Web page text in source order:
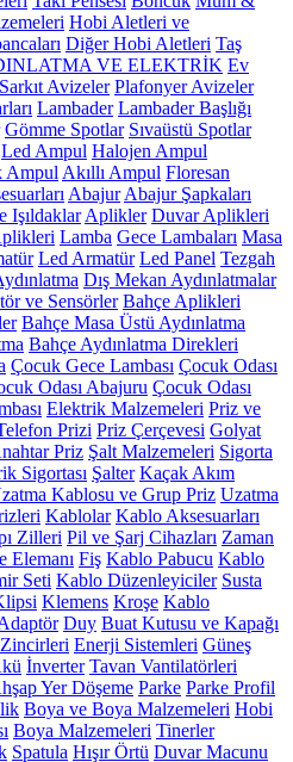
Hobi Aletleri ve
Diğer Hobi Aletleri Taş
VE ELEKTRİK Ev
Sarkıt Avizeler Plafonyer Avizeler
Lambader Lambader Başlığı
Gömme Spotlar Sıvaüstü Spotlar
Led Ampul Halojen Ampul
Ampul Akıllı Ampul Floresan
Abajur Abajur Şapkaları
Işıldaklar Aplikler Duvar Aplikleri
Lamba Gece Lambaları Masa
Led Armatür Led Panel Tezgah
Dış Mekan Aydınlatmalar
ve Sensörler Bahçe Aplikleri
Bahçe Masa Üstü Aydınlatma
Bahçe Aydınlatma Direkleri
Çocuk Gece Lambası Çocuk Odası
Odası Abajuru Çocuk Odası
Elektrik Malzemeleri Priz ve
Prizi Priz Çerçevesi Golyat
Priz Şalt Malzemeleri Sigorta
Sigortası Şalter Kaçak Akım
Kablosu ve Grup Priz Uzatma
Kablolar Kablo Aksesuarları
Zilleri Pil ve Şarj Cihazları Zaman
Elemanı Fiş Kablo Pabucu Kablo
Seti Kablo Düzenleyiciler Susta
Klemens Kroşe Kablo
Duy Buat Kutusu ve Kapağı
Zincirleri Enerji Sistemleri Güneş
İnverter Tavan Vantilatörleri
Yer Döşeme Parke Parke Profil
Boya ve Boya Malzemeleri Hobi
Boya Malzemeleri Tinerler
Spatula Hışır Örtü Duvar Macunu